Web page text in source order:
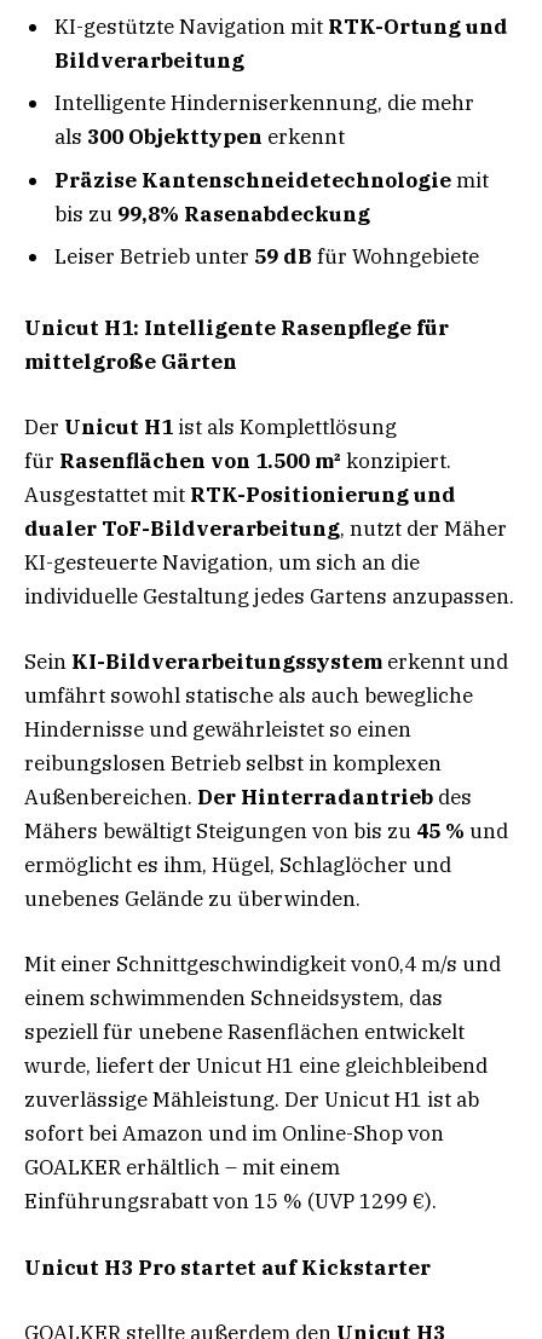
KI-gestützte Navigation mit RTK-Ortung und
Bildverarbeitung
Intelligente Hinderniserkennung, die mehr
als 300 Objekttypen erkennt
Präzise Kantenschneidetechnologiemit
bis zu 99,8% Rasenabdeckung
Leiser Betrieb unter 59 dB für Wohngebiete
Unicut H1: Intelligente Rasenpflege für
mittelgroße Gärten
Der Unicut H1 ist als Komplettlösung
für Rasenflächen von 1.500 m² konzipiert.
Ausgestattet mit RTK-Positionierung und
dualer ToF-Bildverarbeitung, nutzt der Mäher
KI-gesteuerte Navigation, um sich an die
individuelle Gestaltung jedes Gartens anzupassen.
Sein KI-Bildverarbeitungssystem erkennt und
umfährt sowohl statische als auch bewegliche
Hindernisse und gewährleistet so einen
reibungslosen Betrieb selbst in komplexen
Außenbereichen. Der Hinterradantrieb des
Mähers bewältigt Steigungen von bis zu 45 % und
ermöglicht es ihm, Hügel, Schlaglöcher und
unebenes Gelände zu überwinden.
Mit einer Schnittgeschwindigkeit von0,4 m/s und
einem schwimmenden Schneidsystem, das
speziell für unebene Rasenflächen entwickelt
wurde, liefert der Unicut H1 eine gleichbleibend
zuverlässige Mähleistung. Der Unicut H1 ist ab
sofort bei Amazon und im Online-Shop von
GOALKER erhältlich – mit einem
Einführungsrabatt von 15 % (UVP 1299 €).
Unicut H3 Pro startet auf Kickstarter
GOALKER stellte außerdem den Unicut H3